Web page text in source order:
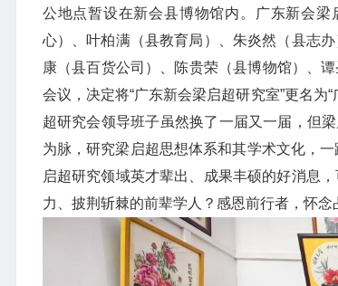
公地点暂设在新会县博物馆内。广东新会
心）、叶柏满（县教育局）、朱炎然（县志
康（县百货公司）、陈贵荣（县博物馆）、
会议，决定将“广东新会梁启超研究室”更名
超研究会领导班子虽然换了一届又一届，但
为脉，研究梁启超思想体系和其学术文化，
启超研究领域英才辈出、成果丰硕的好消息
力、披荆斩棘的前辈学人？感恩前行者，怀